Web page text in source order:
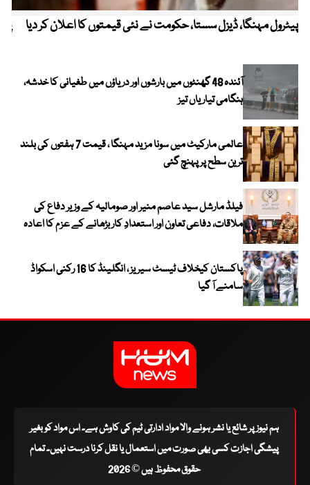
پیٹرول مہنگا، ڈیزل سستا، حکومت نے نئی قیمتوں کا اعلان کر دیا
آئندہ 48 گھنٹوں میں بارشوں اور دریاؤں میں طغیانی کا خدشہ،
ہنگامی تیاریاں تیز
عالمی مارکیٹ میں سونا مزید مہنگا ، قیمت 7 ہفتوں کی بلند
ترین سطح پر پہنچ گئی
فیلڈ مارشل سید عاصم منیر اور صومالیہ کے وزیر دفاع کی
ملاقات، دفاعی تعاون اور استعدادِ کار بڑھانے کے عزم کا اعادہ
پاکستان کیخلاف ٹیسٹ سیریز ، انگلینڈ کا 16 رکنی اسکواڈ
سامنے آ گیا
ہم نیوز پر شائع یا نشر ہونے والا مواد ادارتی ٹیم کی کاوش ہے۔ اس مواد کو بغیر
پیشگی اجازت کسی بھی صورت میں استعمال یا نقل کرنا درست نہیں۔ تمام
حقوق محفوظ ہیں © 2026